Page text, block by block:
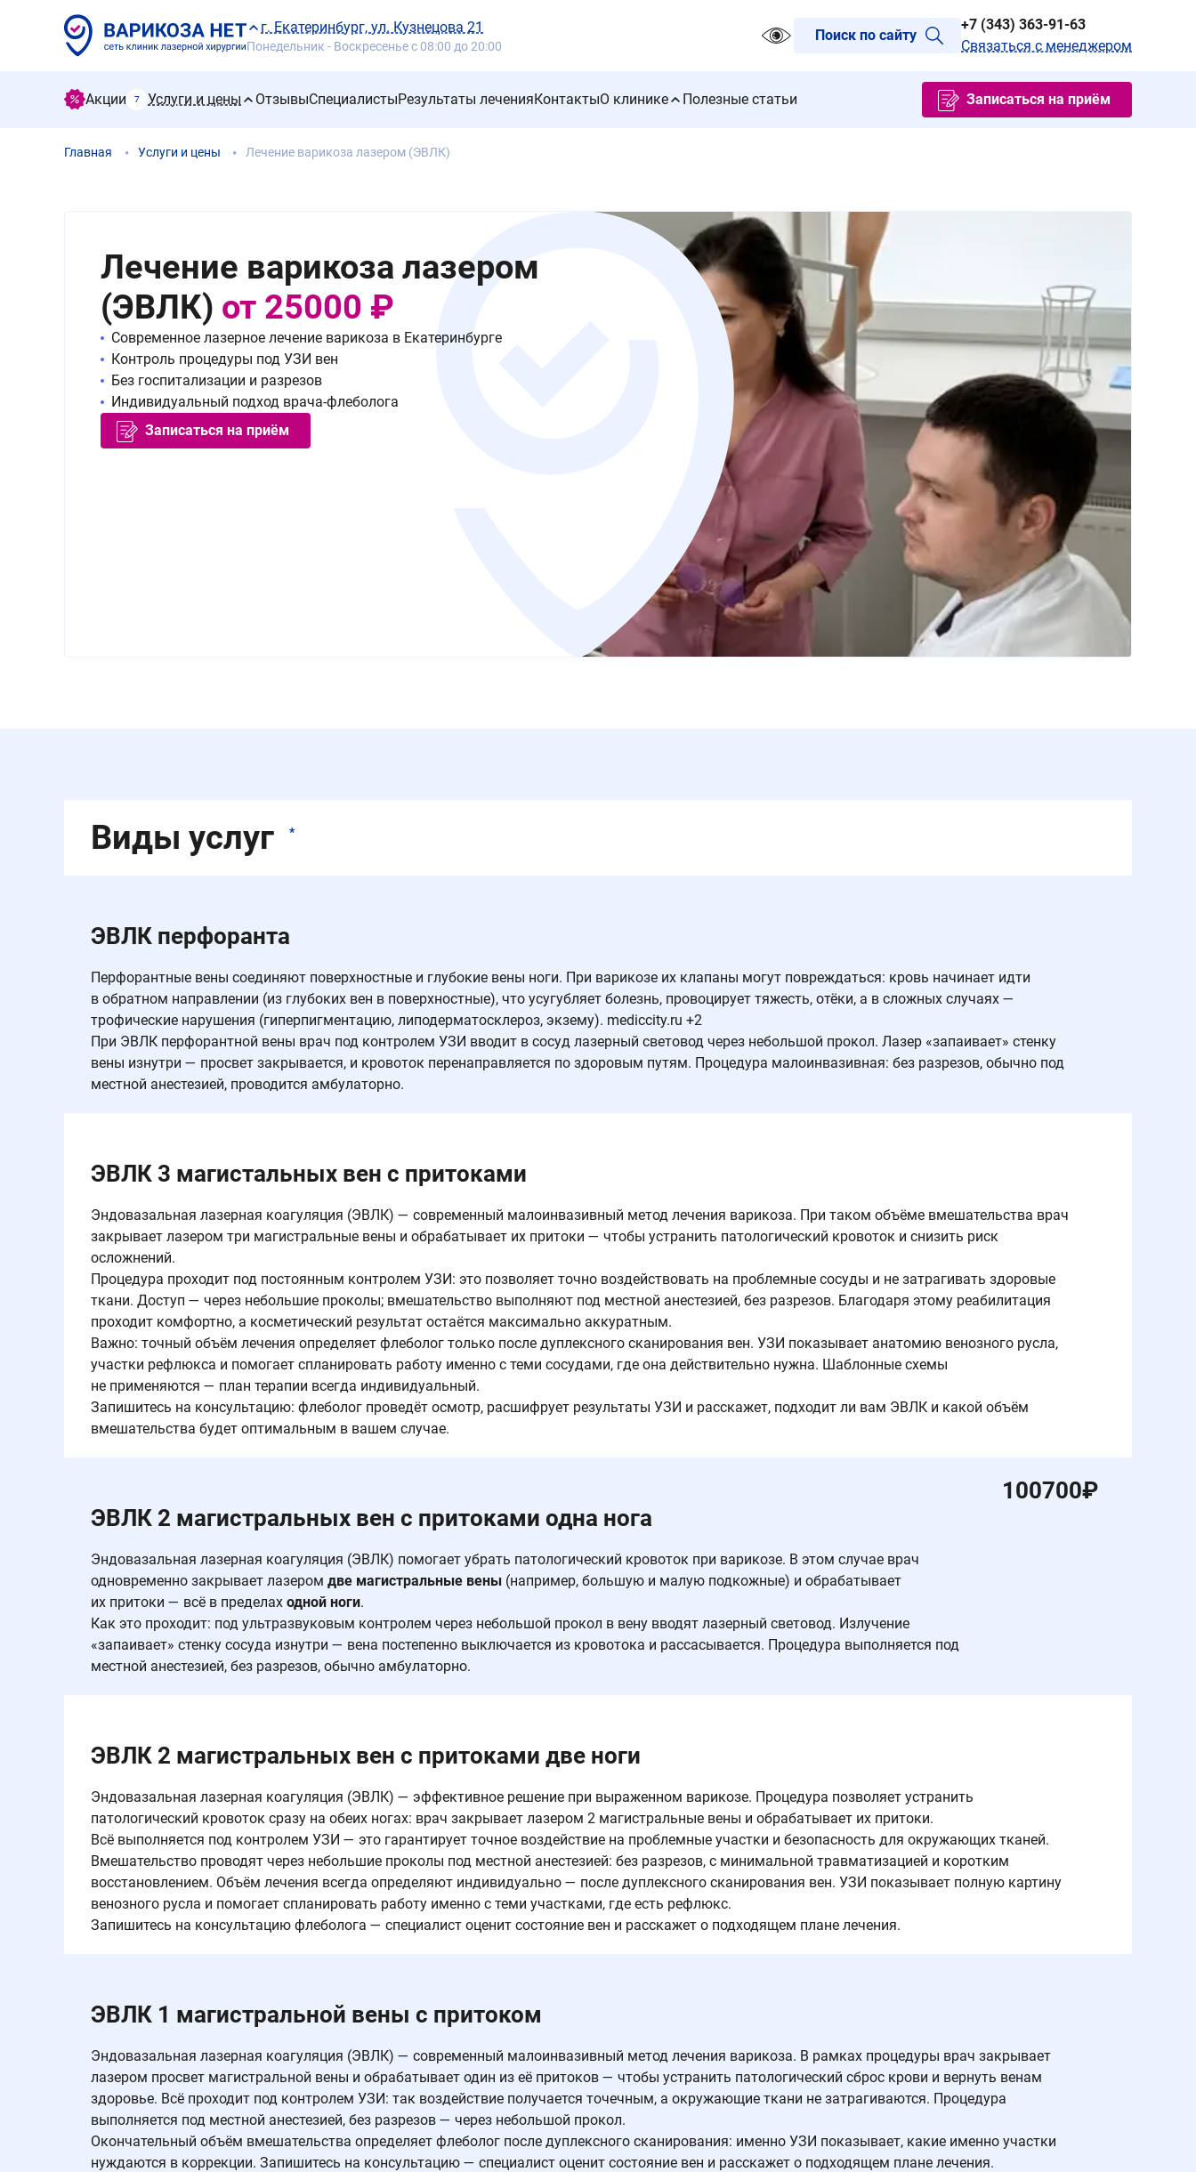
г. Екатеринбург, ул. Кузнецова 21
Понедельник - Воскресенье с 08:00 до 20:00
Поиск по сайту
+7 (343) 363-91-63
Связаться с менеджером
Акции 7 Услуги и цены ОтзывыСпециалистыРезультаты леченияКонтактыО клинике Полезные статьи Записаться на приём
Главная Услуги и цены Лечение варикоза лазером (ЭВЛК)
Лечение варикоза лазером
(ЭВЛК) от 25000 ₽
Современное лазерное лечение варикоза в Екатеринбурге
Контроль процедуры под УЗИ вен
Без госпитализации и разрезов
Индивидуальный подход врача-флеболога
Записаться на приём
Виды услуг *
ЭВЛК перфоранта
Перфорантные вены соединяют поверхностные и глубокие вены ноги. При варикозе их клапаны могут повреждаться: кровь начинает идти
в обратном направлении (из глубоких вен в поверхностные), что усугубляет болезнь, провоцирует тяжесть, отёки, а в сложных случаях —
трофические нарушения (гиперпигментацию, липодерматосклероз, экзему). mediccity.ru +2
При ЭВЛК перфорантной вены врач под контролем УЗИ вводит в сосуд лазерный световод через небольшой прокол. Лазер «запаивает» стенку
вены изнутри — просвет закрывается, и кровоток перенаправляется по здоровым путям. Процедура малоинвазивная: без разрезов, обычно под
местной анестезией, проводится амбулаторно.
ЭВЛК 3 магистальных вен с притоками
Эндовазальная лазерная коагуляция (ЭВЛК) — современный малоинвазивный метод лечения варикоза. При таком объёме вмешательства врач
закрывает лазером три магистральные вены и обрабатывает их притоки — чтобы устранить патологический кровоток и снизить риск
осложнений.
Процедура проходит под постоянным контролем УЗИ: это позволяет точно воздействовать на проблемные сосуды и не затрагивать здоровые
ткани. Доступ — через небольшие проколы; вмешательство выполняют под местной анестезией, без разрезов. Благодаря этому реабилитация
проходит комфортно, а косметический результат остаётся максимально аккуратным.
Важно: точный объём лечения определяет флеболог только после дуплексного сканирования вен. УЗИ показывает анатомию венозного русла,
участки рефлюкса и помогает спланировать работу именно с теми сосудами, где она действительно нужна. Шаблонные схемы
не применяются — план терапии всегда индивидуальный.
Запишитесь на консультацию: флеболог проведёт осмотр, расшифрует результаты УЗИ и расскажет, подходит ли вам ЭВЛК и какой объём
вмешательства будет оптимальным в вашем случае.
ЭВЛК 2 магистральных вен с притоками одна нога
Эндовазальная лазерная коагуляция (ЭВЛК) помогает убрать патологический кровоток при варикозе. В этом случае врач
одновременно закрывает лазером две магистральные вены (например, большую и малую подкожные) и обрабатывает
их притоки — всё в пределах одной ноги.
Как это проходит: под ультразвуковым контролем через небольшой прокол в вену вводят лазерный световод. Излучение
«запаивает» стенку сосуда изнутри — вена постепенно выключается из кровотока и рассасывается. Процедура выполняется под
местной анестезией, без разрезов, обычно амбулаторно.
100700₽
ЭВЛК 2 магистральных вен с притоками две ноги
Эндовазальная лазерная коагуляция (ЭВЛК) — эффективное решение при выраженном варикозе. Процедура позволяет устранить
патологический кровоток сразу на обеих ногах: врач закрывает лазером 2 магистральные вены и обрабатывает их притоки.
Всё выполняется под контролем УЗИ — это гарантирует точное воздействие на проблемные участки и безопасность для окружающих тканей.
Вмешательство проводят через небольшие проколы под местной анестезией: без разрезов, с минимальной травматизацией и коротким
восстановлением. Объём лечения всегда определяют индивидуально — после дуплексного сканирования вен. УЗИ показывает полную картину
венозного русла и помогает спланировать работу именно с теми участками, где есть рефлюкс.
Запишитесь на консультацию флеболога — специалист оценит состояние вен и расскажет о подходящем плане лечения.
ЭВЛК 1 магистральной вены с притоком
Эндовазальная лазерная коагуляция (ЭВЛК) — современный малоинвазивный метод лечения варикоза. В рамках процедуры врач закрывает
лазером просвет магистральной вены и обрабатывает один из её притоков — чтобы устранить патологический сброс крови и вернуть венам
здоровье. Всё проходит под контролем УЗИ: так воздействие получается точечным, а окружающие ткани не затрагиваются. Процедура
выполняется под местной анестезией, без разрезов — через небольшой прокол.
Окончательный объём вмешательства определяет флеболог после дуплексного сканирования: именно УЗИ показывает, какие именно участки
нуждаются в коррекции. Запишитесь на консультацию — специалист оценит состояние вен и расскажет о подходящем плане лечения.